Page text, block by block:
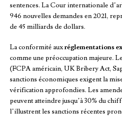
sentences. La Cour internationale
946 nouvelles demandes en 2021,
de 45 milliards de dollars.
La conformité auxréglementations
comme une préoccupation majeure.
(FCPA américain, UK Bribery Act,
sanctions économiques exigent la
vérification approfondies. Les
peuvent atteindre jusqu’à 30% du
l’illustrent les sanctions récentes